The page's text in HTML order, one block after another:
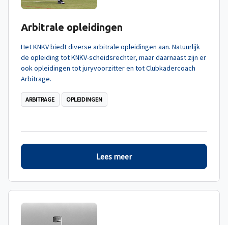
Arbitrale opleidingen
Het KNKV biedt diverse arbitrale opleidingen aan. Natuurlijk
de opleiding tot KNKV-scheidsrechter, maar daarnaast zijn er
ook opleidingen tot juryvoorzitter en tot Clubkadercoach
Arbitrage.
ARBITRAGE OPLEIDINGEN
Lees meer